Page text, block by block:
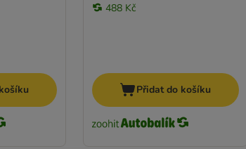
488 Kč
Přidat do košíku